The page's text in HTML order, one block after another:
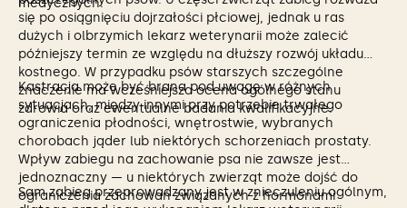
się po osiągnięciu dojrzałości płciowej, jednak u ras
dużych i olbrzymich lekarz weterynarii może zalecić
późniejszy termin ze względu na dłuższy rozwój układu
kostnego. W przypadku psów starszych szczególne
znaczenie ma wcześniejsza ocena ogólnego stanu
zdrowia oraz ewentualne badania kwalifikacyjne.
Kastracja może być brana pod uwagę w różnych
sytuacjach, między innymi przy potrzebie trwałego
ograniczenia płodności, wnętrostwie, wybranych
chorobach jąder lub niektórych schorzeniach prostaty.
Wpływ zabiegu na zachowanie psa nie zawsze jest
jednoznaczny — u niektórych zwierząt może dojść do
ograniczenia zachowań związanych z hormonami
Sam zabieg przeprowadzany jest w znieczuleniu ogólnym,